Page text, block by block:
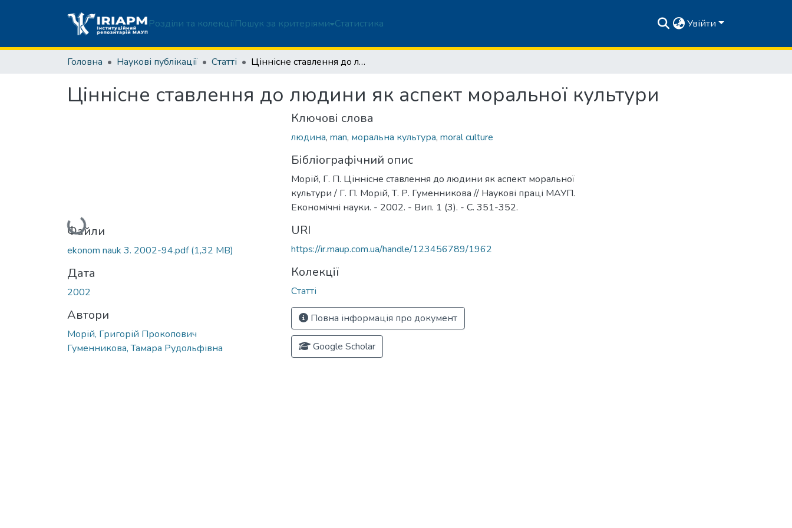
Розділи та колекціїПошук за критеріями Статистика Увійти
Головна Наукові публікації Статті Ціннісне ставлення до людини як аспект моральної культури
Ціннісне ставлення до людини як аспект моральної культури
Вантажиться...
Файли
ekonom nauk 3. 2002-94.pdf(1,32 MB)
Дата
2002
Автори
Морій, Григорій Прокопович
Гуменникова, Тамара Рудольфівна
Ключові слова
людина, man, моральна культура, moral culture
Бібліографічний опис
Морій, Г. П. Ціннісне ставлення до людини як аспект моральної
культури / Г. П. Морій, Т. Р. Гуменникова // Наукові праці МАУП.
Економічні науки. - 2002. - Вип. 1 (3). - С. 351-352.
URI
https://ir.maup.com.ua/handle/123456789/1962
Колекції
Статті
Повна інформація про документ
Google Scholar